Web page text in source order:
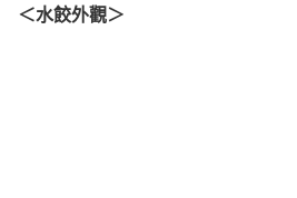
＜水餃外觀＞